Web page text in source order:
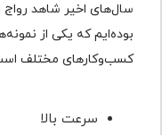
سال‌های اخیر شاهد
بوده‌ایم که یکی از
کسب‌و‌کارهای مختلف
سرعت بالا